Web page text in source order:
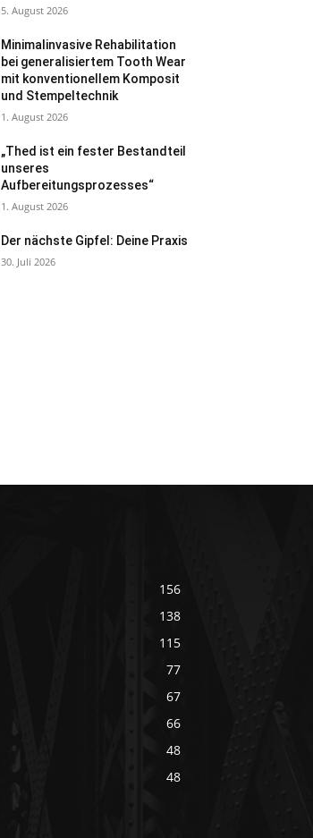
5. August 2026
Minimalinvasive Rehabilitation
bei generalisiertem Tooth Wear
mit konventionellem Komposit
und Stempeltechnik
1. August 2026
„Thed ist ein fester Bestandteil
unseres
Aufbereitungsprozesses“
1. August 2026
Der nächste Gipfel: Deine Praxis
30. Juli 2026
156
138
115
77
67
66
48
48